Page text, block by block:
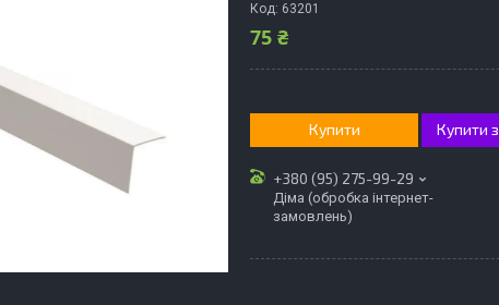
Код: 63201
75 ₴
Купити Купити з
+380 (95) 275-99-29
Діма (обробка інтернет-
замовлень)